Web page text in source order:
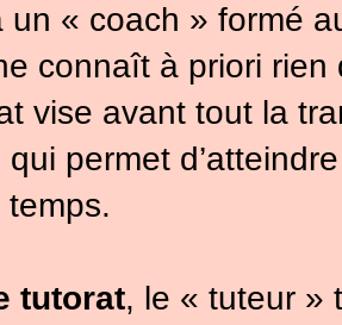
un « coach » formé
connaît à priori
vise avant tout la
qui permet
tutorat, le « tuteur »